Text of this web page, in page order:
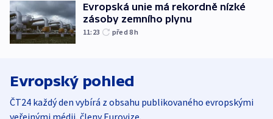
Evropská unie má rekordně nízké
zásoby zemního plynu
11:23 před 8h
Evropský pohled
ČT24 každý den vybírá z obsahu publikovaného evropskými